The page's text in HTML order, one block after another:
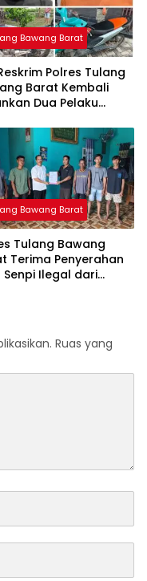
Bawang Barat
Polres Tulang
Barat Kembali
Dua Pelaku
Bawang Tengah
Bawang Barat
Tulang Bawang
Terima Penyerahan
Senpi Ilegal dari
Ruas yang